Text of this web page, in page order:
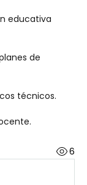
educativa
de
técnicos.
6